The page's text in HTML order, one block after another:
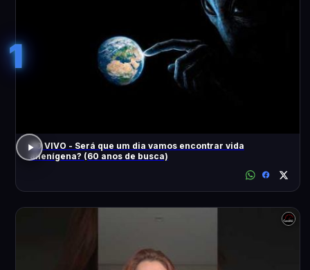
1
AO VIVO - Será que um dia vamos encontrar vida
alienígena? (60 anos de busca)